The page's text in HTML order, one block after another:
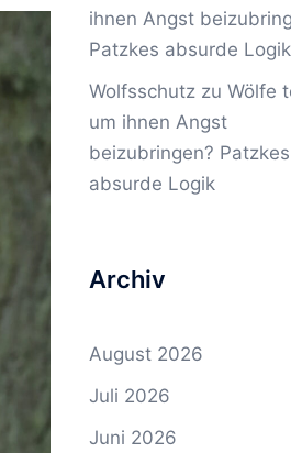
ihnen Angst
Patzkes absurde Logik
Wolfsschutzzu Wölfe
um ihnen Angst
beizubringen? Patzkes
absurde Logik
Archiv
August 2026
Juli 2026
Juni 2026